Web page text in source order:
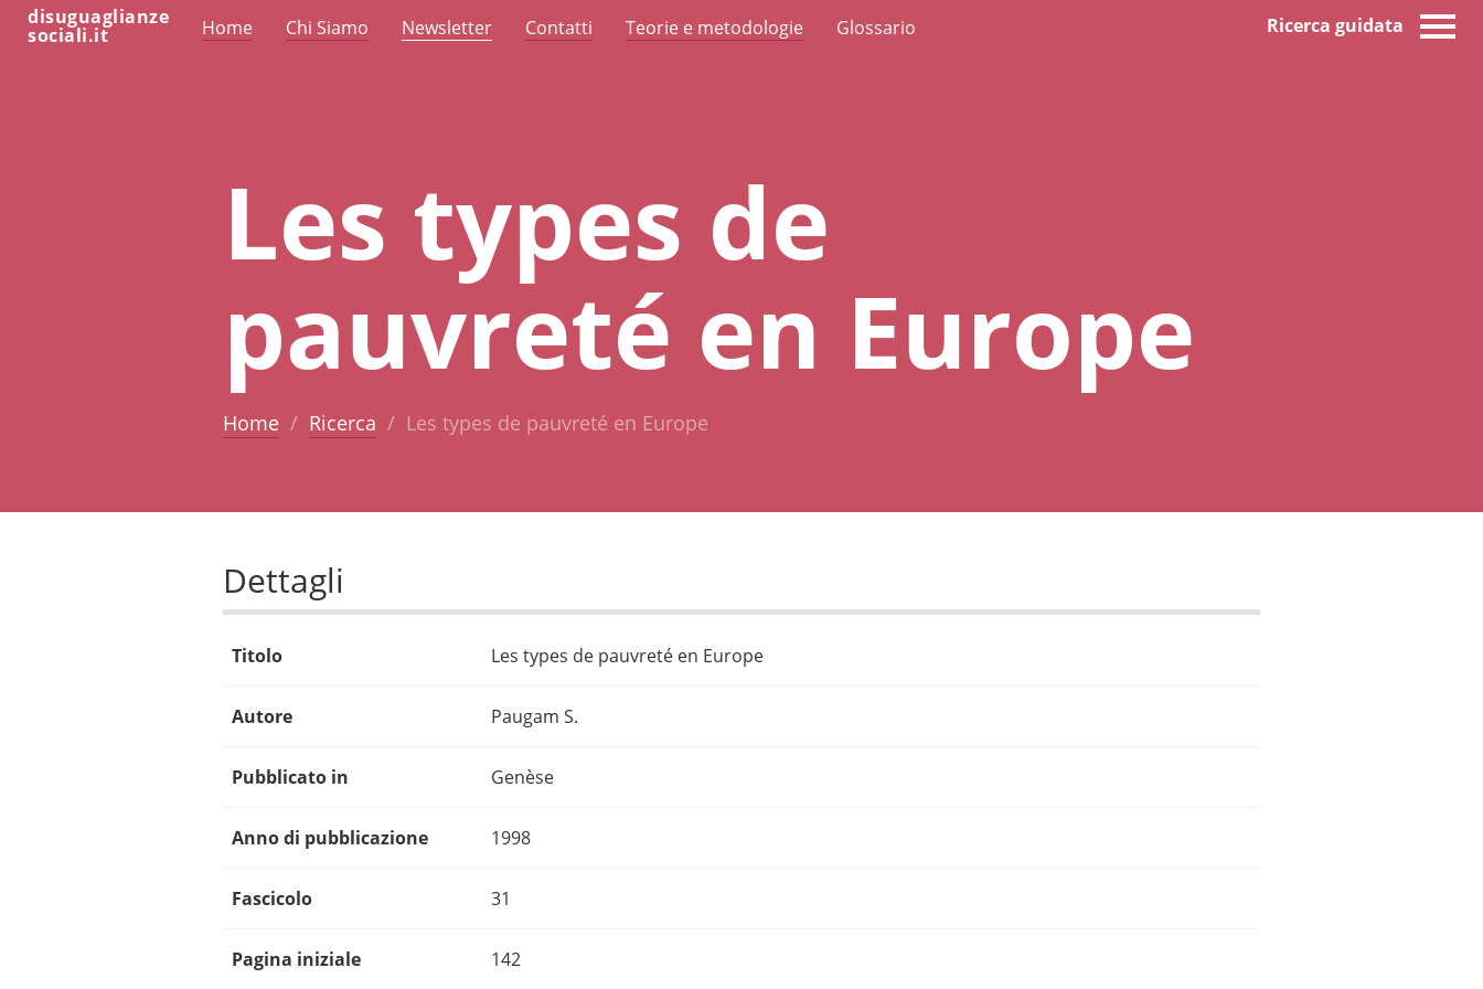
disuguaglianze
sociali.it Home Chi Siamo Newsletter Contatti Teorie e metodologie Glossario Ricerca guidata
Les types de
pauvreté en Europe
Home Ricerca Les types de pauvreté en Europe
Dettagli
Titolo Les types de pauvreté en Europe
Autore Paugam S.
Pubblicato in Genèse
Anno di pubblicazione 1998
Fascicolo 31
Pagina iniziale 142